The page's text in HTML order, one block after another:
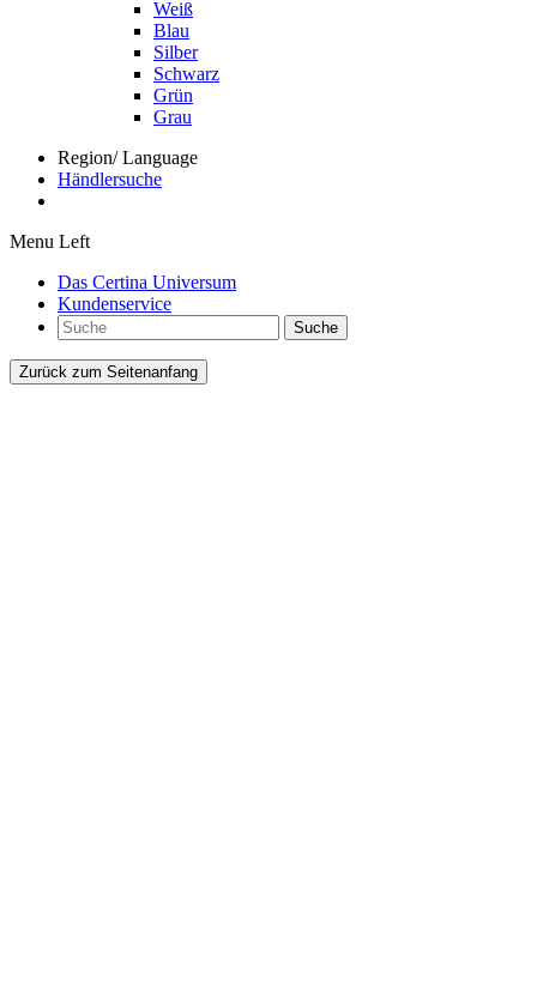
Weiß
Blau
Silber
Schwarz
Grün
Grau
Region/ Language
Händlersuche
Menu Left
Das Certina Universum
Kundenservice
Suche
Zurück zum Seitenanfang